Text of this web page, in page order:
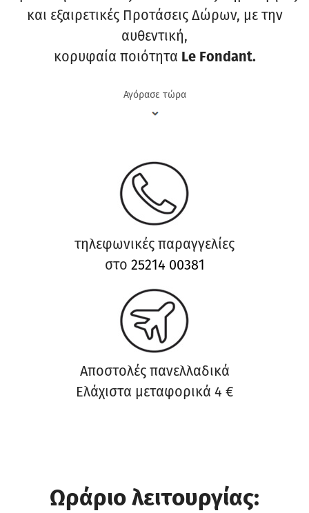
και εξαιρετικές Προτάσεις Δώρων, με την
αυθεντική,
κορυφαία ποιότητα Le Fondant.
Αγόρασε τώρα
τηλεφωνικές παραγγελίες
στο 25214 00381
Αποστολές πανελλαδικά
Ελάχιστα μεταφορικά 4 €
Ωράριο λειτουργίας: